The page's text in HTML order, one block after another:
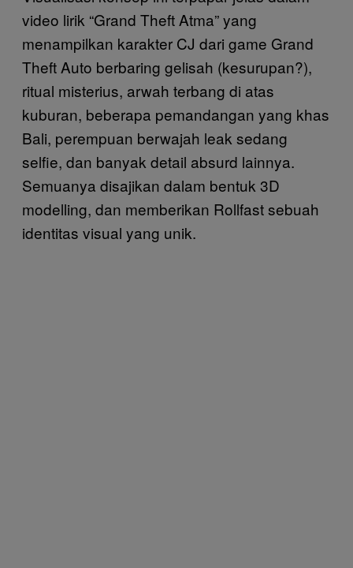
video lirik “Grand Theft Atma” yang
menampilkan karakter CJ dari game Grand
Theft Auto berbaring gelisah (kesurupan?),
ritual misterius, arwah terbang di atas
kuburan, beberapa pemandangan yang khas
Bali, perempuan berwajah leak sedang
selfie, dan banyak detail absurd lainnya.
Semuanya disajikan dalam bentuk 3D
modelling, dan memberikan Rollfast sebuah
identitas visual yang unik.